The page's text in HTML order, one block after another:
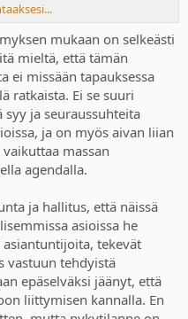
kannalla. Aika
mennään.
mukaan on selkeästi
mieltä, että tämän
ei missään tapauksessa
ratkaista. Ei se suuri
ja seuraussuhteita
ja on myös aivan liian
massan
agendalla.
ja hallitus, että näissä
asioissa he
tekevät
vastuun tehdyistä
epäselväksi jäänyt, että
liittymisen kannalla. En